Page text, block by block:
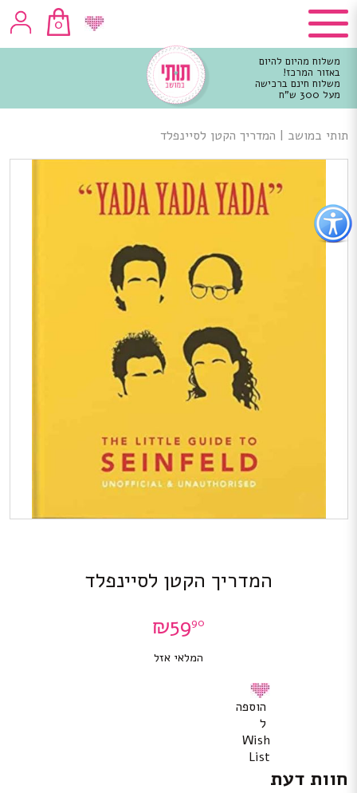
כפתור
לפתיחת
תפריט
נגישות
0
משלוח מהיום להיום
באזור המרכז!
משלוח חינם ברכישה
מעל 300 ש"ח
מרכזי
תותי במושב | המדריך הקטן לסיינפלד
המדריך הקטן לסיינפלד
₪5990
המלאי אזל
הוספה
ל
Wish
List
חוות דעת